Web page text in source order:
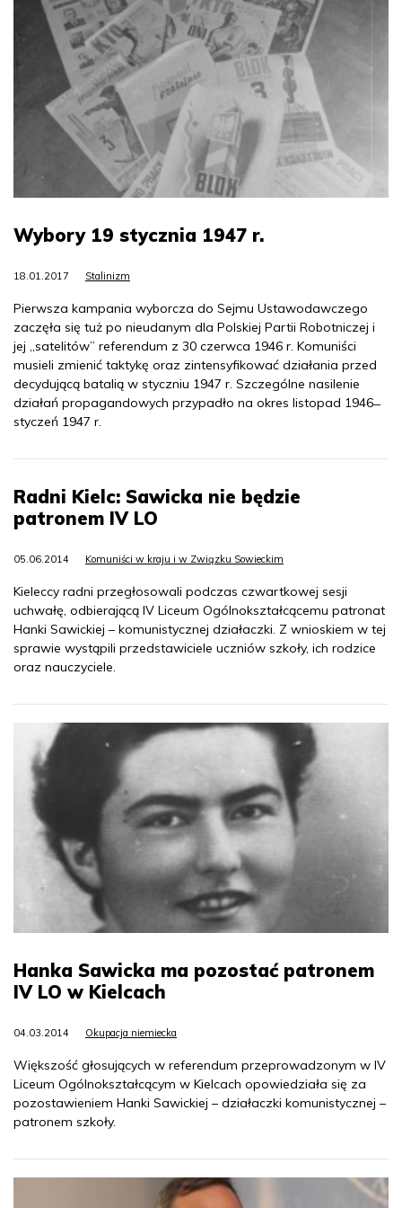
Wybory 19 stycznia 1947 r.
18.01.2017 Stalinizm
Pierwsza kampania wyborcza do Sejmu Ustawodawczego
zaczęła się tuż po nieudanym dla Polskiej Partii Robotniczej i
jej „satelitów” referendum z 30 czerwca 1946 r. Komuniści
musieli zmienić taktykę oraz zintensyfikować działania przed
decydującą batalią w styczniu 1947 r. Szczególne nasilenie
działań propagandowych przypadło na okres listopad 1946 ̶
styczeń 1947 r.
Radni Kielc: Sawicka nie będzie
patronem IV LO
05.06.2014 Komuniści w kraju i w Związku Sowieckim
Kieleccy radni przegłosowali podczas czwartkowej sesji
uchwałę, odbierającą IV Liceum Ogólnokształcącemu patronat
Hanki Sawickiej – komunistycznej działaczki. Z wnioskiem w tej
sprawie wystąpili przedstawiciele uczniów szkoły, ich rodzice
oraz nauczyciele.
Hanka Sawicka ma pozostać patronem
IV LO w Kielcach
04.03.2014 Okupacja niemiecka
Większość głosujących w referendum przeprowadzonym w IV
Liceum Ogólnokształcącym w Kielcach opowiedziała się za
pozostawieniem Hanki Sawickiej – działaczki komunistycznej –
patronem szkoły.